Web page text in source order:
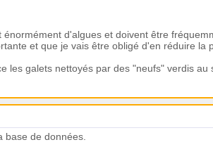
d'algues et doivent être
et que je vais être obligé d'en réduire la
les galets nettoyés par des "neufs" verdis au
de données.